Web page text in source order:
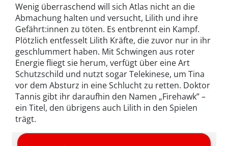
Wenig überraschend will sich Atlas nicht an die
Abmachung halten und versucht, Lilith und ihre
Gefährt:innen zu töten. Es entbrennt ein Kampf.
Plötzlich entfesselt Lilith Kräfte, die zuvor nur in ihr
geschlummert haben. Mit Schwingen aus roter
Energie fliegt sie herum, verfügt über eine Art
Schutzschild und nutzt sogar Telekinese, um Tina
vor dem Absturz in eine Schlucht zu retten. Doktor
Tannis gibt ihr daraufhin den Namen „Firehawk” –
ein Titel, den übrigens auch Lilith in den Spielen
trägt.